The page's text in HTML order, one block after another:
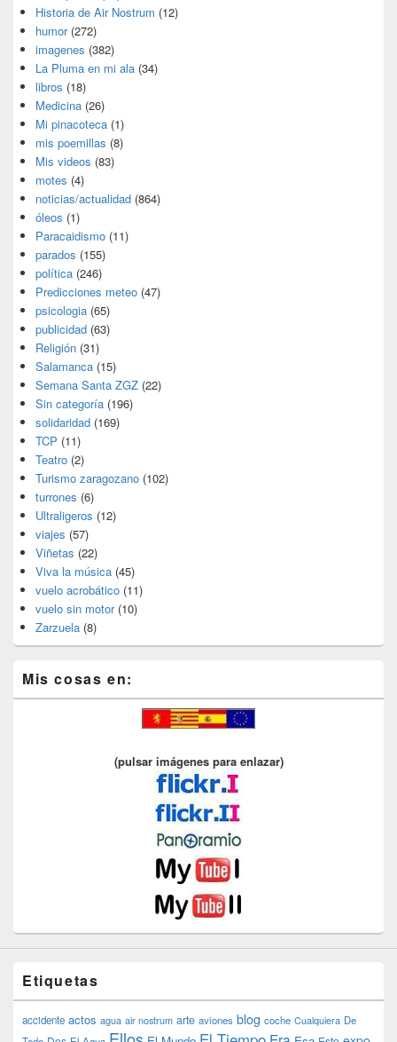
Historia de Air Nostrum (12)
humor(272)
imagenes (382)
La Pluma en mi ala (34)
libros (18)
Medicina (26)
Mi pinacoteca (1)
mis poemillas (8)
Mis videos (83)
motes (4)
noticias/actualidad (864)
óleos (1)
Paracaidismo (11)
parados (155)
política (246)
Predicciones meteo (47)
psicologia (65)
publicidad (63)
Religión (31)
Salamanca (15)
Semana Santa ZGZ (22)
Sin categoría (196)
solidaridad (169)
TCP (11)
Teatro (2)
Turismo zaragozano (102)
turrones (6)
Ultraligeros (12)
viajes (57)
Viñetas (22)
Viva la música (45)
vuelo acrobático (11)
vuelo sin motor(10)
Zarzuela (8)
Mis cosas en:
(pulsar imágenes para enlazar)
Etiquetas
accidente actos agua air nostrum arte aviones blog coche Cualquiera De